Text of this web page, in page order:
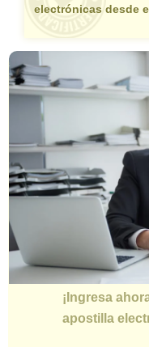
electrónicas desde
¡Ingresa
apostilla